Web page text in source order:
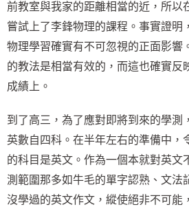
前教室與我家的距離相當的近，所以
嘗試上了李鋒物理的課程。事實證明
物理學習確實有不可忽視的正面影響
的教法是相當有效的，而這也確實反
成績上。
到了高三，為了應對即將到來的學測
英數自四科。在半年左右的準備中，
的科目是英文。作為一個本就對英文
測範圍那多如牛毛的單字認熟、文法
沒學過的英文作文，縱使絕非不可能